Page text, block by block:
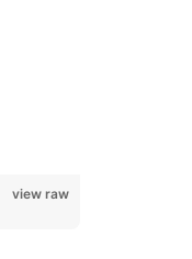
view raw